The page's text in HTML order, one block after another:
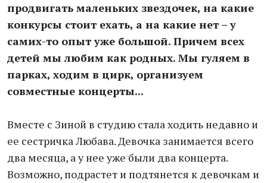
продвигать маленьких звездочек, на какие
конкурсы стоит ехать, а на какие нет – у
самих-то опыт уже большой. Причем всех
детей мы любим как родных. Мы гуляем в
парках, ходим в цирк, организуем
совместные концерты...
Вместе с Зиной в студию стала ходить недавно и
ее сестричка Любава. Девочка занимается всего
два месяца, а у нее уже были два концерта.
Возможно, подрастет и подтянется к девочкам и